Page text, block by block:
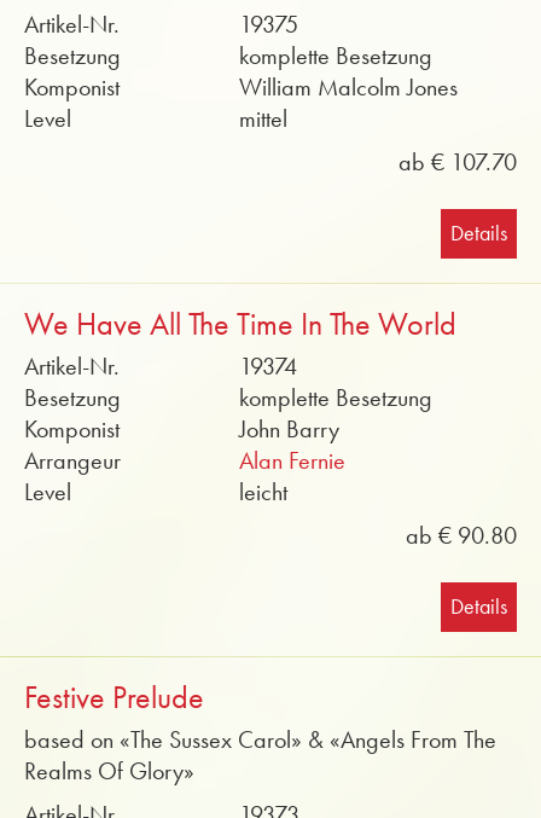
Artikel-Nr.
19375
Besetzung
komplette Besetzung
Komponist
William Malcolm Jones
Level
mittel
ab € 107.70
Details
We Have All The Time In The World
Artikel-Nr.
19374
Besetzung
komplette Besetzung
Komponist
John Barry
Arrangeur
Alan Fernie
Level
leicht
ab € 90.80
Details
Festive Prelude
based on «The Sussex Carol» & «Angels From The
Realms Of Glory»